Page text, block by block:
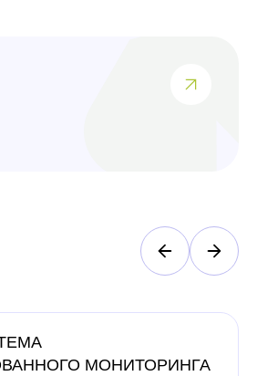
МОНИТОРИНГА